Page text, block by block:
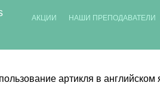
АКЦИИ НАШИ ПРЕПОДАВАТЕЛИ
артикля в английском